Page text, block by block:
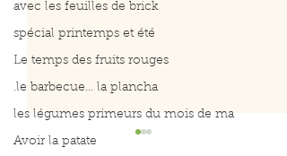
avec les feuilles de brick
spécial printemps et été
Le temps des fruits rouges
.le barbecue... la plancha
les légumes primeurs du mois de ma
Avoir la patate